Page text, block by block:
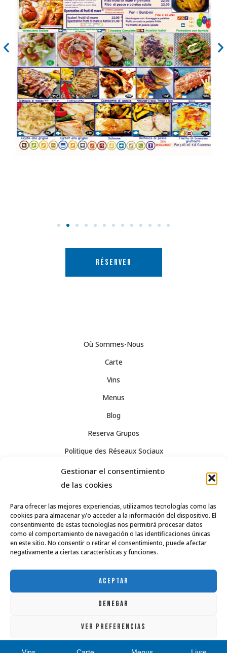
Gestionar el consentimiento
de las cookies
Para ofrecer las mejores experiencias, utilizamos tecnologías como las
cookies para almacenar y/o acceder a la información del dispositivo. El
consentimiento de estas tecnologías nos permitirá procesar datos
como el comportamiento de navegación o las identificaciones únicas
en este sitio. No consentir o retirar el consentimiento, puede afectar
negativamente a ciertas características y funciones.
ACEPTAR
DENEGAR
VER PREFERENCIAS
Política de cookies CLÁUSULA INFORMATIVA RGPD Y LSSI-CE Avis Légal
RÉSERVER
Où Sommes-Nous
Carte
Vins
Menus
Blog
Reserva Grupos
Politique des Réseaux Sociaux
Avis Légal
Confidentialité
Términos y condiciones de venta
Política de cookies (UE)
963 55 04 92
info@casaisabel.es